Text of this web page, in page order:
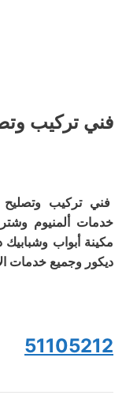
فني تركيب
فني تركيب وتصليح
خدمات ألمنيوم
مكينة أبواب
ديكور وجميع خدمات
51105212